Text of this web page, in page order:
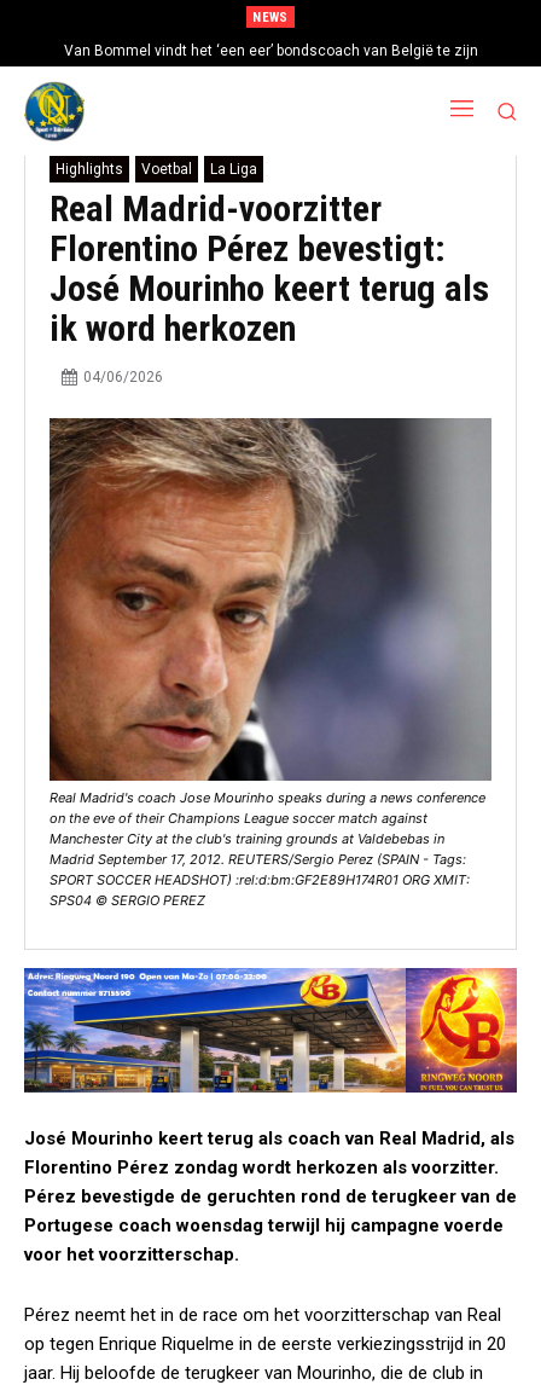
NEWS
Van Bommel vindt het ‘een eer’ bondscoach van België te zijn
Highlights Voetbal La Liga
Real Madrid-voorzitter
Florentino Pérez bevestigt:
José Mourinho keert terug als
ik word herkozen
04/06/2026
Real Madrid's coach Jose Mourinho speaks during a news conference
on the eve of their Champions League soccer match against
Manchester City at the club's training grounds at Valdebebas in
Madrid September 17, 2012. REUTERS/Sergio Perez (SPAIN - Tags:
SPORT SOCCER HEADSHOT) :rel:d:bm:GF2E89H174R01 ORG XMIT:
SPS04 © SERGIO PEREZ
José Mourinho keert terug als coach van Real Madrid, als
Florentino Pérez zondag wordt herkozen als voorzitter.
Pérez bevestigde de geruchten rond de terugkeer van de
Portugese coach woensdag terwijl hij campagne voerde
voor het voorzitterschap.
Pérez neemt het in de race om het voorzitterschap van Real
op tegen Enrique Riquelme in de eerste verkiezingsstrijd in 20
jaar. Hij beloofde de terugkeer van Mourinho, die de club in